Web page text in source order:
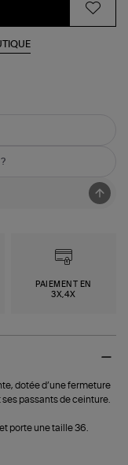
PAIEMENT EN
3X,4X
dotée d’une fermeture
passants de ceinture.
porte une taille 36.